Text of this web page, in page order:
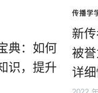
典：如何
识，提升
传播学
新
被
详